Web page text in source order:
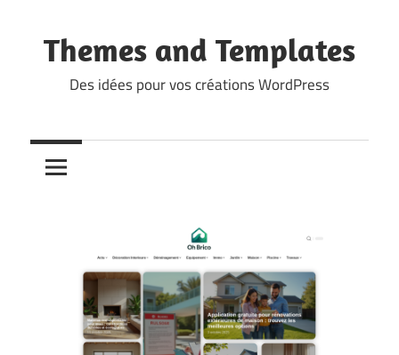
content
Themes and Templates
Des idées pour vos créations WordPress